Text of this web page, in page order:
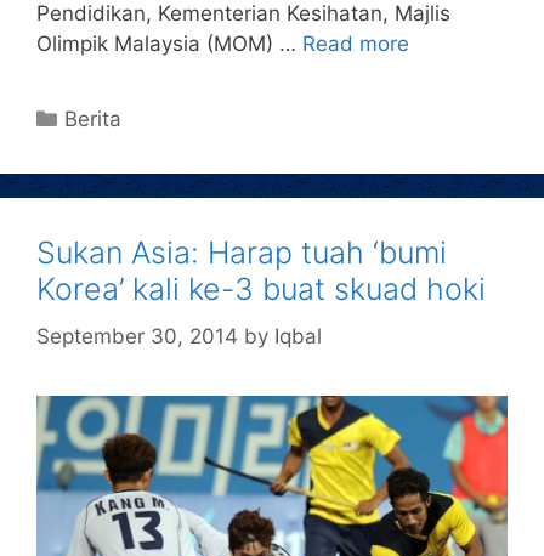
Pendidikan, Kementerian Kesihatan, Majlis
Olimpik Malaysia (MOM) … Read more
Berita
Sukan Asia: Harap tuah ‘bumi
Korea’ kali ke-3 buat skuad hoki
September 30, 2014 by Iqbal